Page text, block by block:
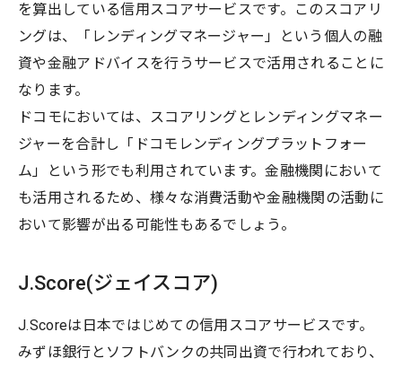
を算出している信用スコアサービスです。このスコアリ
ングは、「レンディングマネージャー」という個人の融
資や金融アドバイスを行うサービスで活用されることに
なります。
ドコモにおいては、スコアリングとレンディングマネー
ジャーを合計し「ドコモレンディングプラットフォー
ム」という形でも利用されています。金融機関において
も活用されるため、様々な消費活動や金融機関の活動に
おいて影響が出る可能性もあるでしょう。
J.Score(ジェイスコア)
J.Scoreは日本ではじめての信用スコアサービスです。
みずほ銀行とソフトバンクの共同出資で行われており、